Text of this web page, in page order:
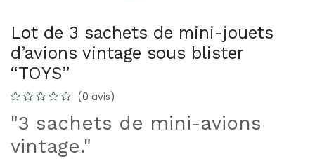
Lot de 3 sachets de mini-jouets
d’avions vintage sous blister
“TOYS”
(0 avis)
"3 sachets de mini-avions
vintage."